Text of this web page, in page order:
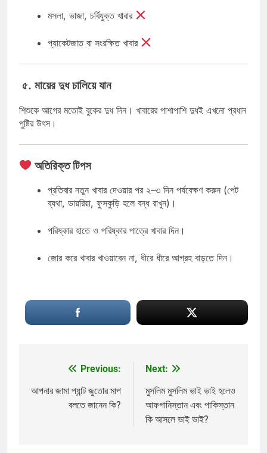
মসলা, ভাজা, চর্বিযুক্ত খাবার
প্যাকেটজাত বা সংরক্ষিত খাবার
৫. মায়ের দুধ চালিয়ে যান
শিশুকে আগের মতোই বুকের দুধ দিন। খাবারের পাশাপাশি দুধই এখনো প্রধান
পুষ্টির উৎস।
অতিরিক্ত টিপস
প্রতিবার নতুন খাবার দেওয়ার পর ২–৩ দিন পর্যবেক্ষণ করুন (পেট
ব্যথা, ডায়রিয়া, ফুসকুড়ি হলে বন্ধ রাখুন)।
পরিষ্কার হাতে ও পরিষ্কার পাত্রে খাবার দিন।
জোর করে খাবার খাওয়াবেন না, ধীরে ধীরে আগ্রহ বাড়তে দিন।
navigation
Previous:
আপনার জামা প্যান্ট জুতোর মাপ
বলতে জানেন কি?
Next:
মুসলিম মুসলিম ভাই ভাই হলেও
আফগানিস্তান এবং পাকিস্তান
কি আসলে ভাই ভাই?